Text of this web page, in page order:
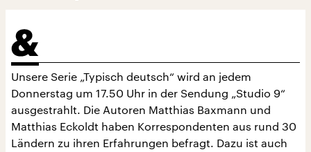
Unsere Serie „Typisch deutsch“ wird an jedem
Donnerstag um 17.50 Uhr in der Sendung „Studio 9“
ausgestrahlt. Die Autoren Matthias Baxmann und
Matthias Eckoldt haben Korrespondenten aus rund 30
Ländern zu ihren Erfahrungen befragt. Dazu ist auch